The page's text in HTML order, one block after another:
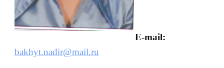
E-mail:
bakhyt.nadir@mail.ru